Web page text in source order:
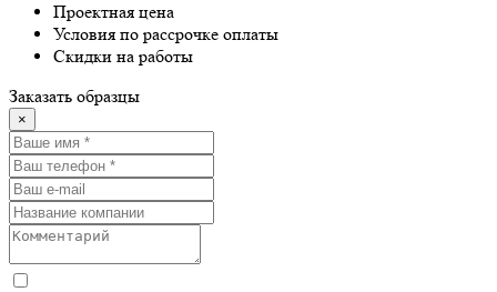
Проектная цена
Условия по рассрочке оплаты
Скидки на работы
Заказать образцы
×